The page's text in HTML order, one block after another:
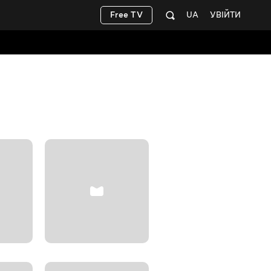
УВІЙТИ
UA
Free TV
Teen